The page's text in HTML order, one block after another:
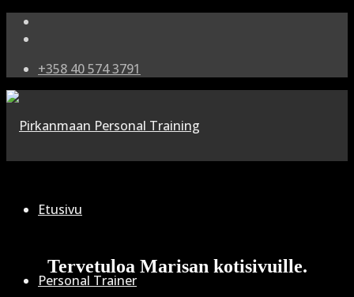
+358 40 574 3791
Etusivu
Personal Trainer
Tervetuloa Marisan kotisivuille.